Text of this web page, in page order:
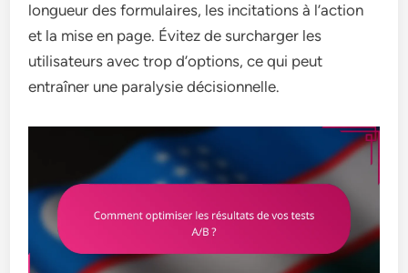
longueur des formulaires, les incitations à l’action
et la mise en page. Évitez de surcharger les
utilisateurs avec trop d’options, ce qui peut
entraîner une paralysie décisionnelle.